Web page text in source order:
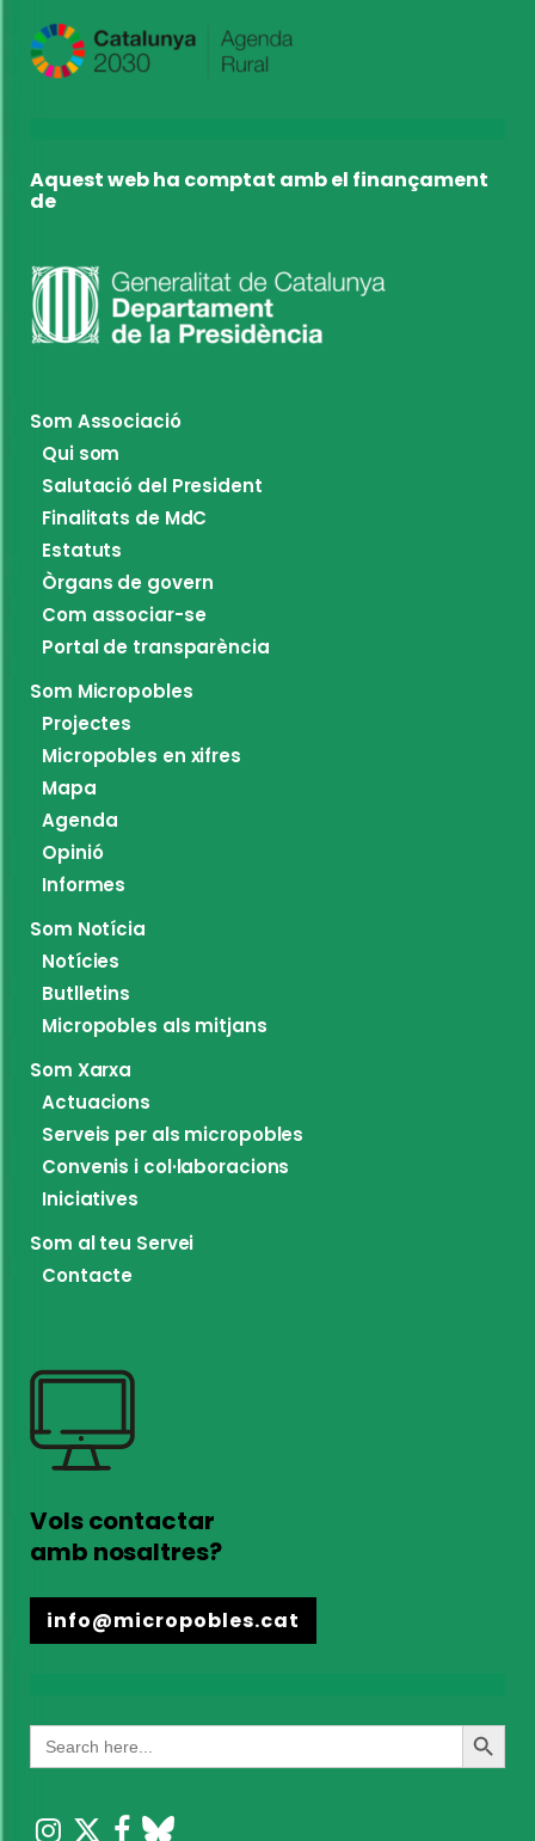
Aquest web ha comptat amb el finançament
de
Som Associació
Qui som
Salutació del President
Finalitats de MdC
Estatuts
Òrgans de govern
Com associar-se
Portal de transparència
Som Micropobles
Projectes
Micropobles en xifres
Mapa
Agenda
Opinió
Informes
Som Notícia
Notícies
Butlletins
Micropobles als mitjans
Som Xarxa
Actuacions
Serveis per als micropobles
Convenis i col·laboracions
Iniciatives
Som al teu Servei
Contacte
Vols contactar
amb nosaltres?
info@micropobles.cat
Search
for:
Search
Button